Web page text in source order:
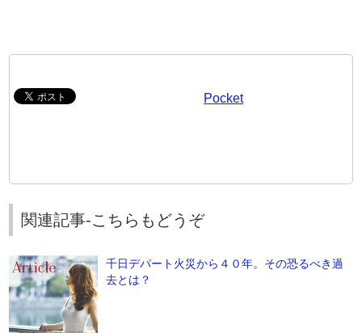
Pocket
関連記事-こちらもどうぞ
千日デパート火災から４０年。その恐るべき過
去とは？